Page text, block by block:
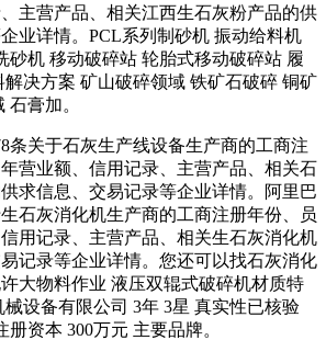
主营产品、相关江西生石灰粉产品的供
业详情。PCL系列制砂机 振动给料机
砂机 移动破碎站 轮胎式移动破碎站 履
决方案 矿山破碎领域 铁矿石破碎 铜矿
膏加。
条关于石灰生产线设备生产商的工商注
营业额、信用记录、主营产品、相关石
求信息、交易记录等企业详情。阿里巴
石灰消化机生产商的工商注册年份、员
用记录、主营产品、相关生石灰消化机
记录等企业详情。您还可以找石灰消化
大物料作业 液压双辊式破碎机材质特
设备有限公司 3年 3星 真实性已核验
资本 300万元 主要品牌。